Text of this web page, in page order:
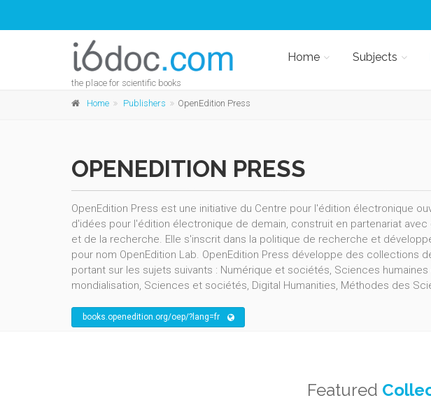
the place for scientific books
Home Subjects
Home Publishers OpenEdition Press
OPENEDITION PRESS
OpenEdition Press est une initiative du Centre pour l'édition électronique
d'idées pour l'édition électronique de demain, construit en partenariat
et de la recherche. Elle s'inscrit dans la politique de recherche et
pour nom OpenEdition Lab. OpenEdition Press développe des collections
portant sur les sujets suivants : Numérique et sociétés, Sciences
mondialisation, Sciences et sociétés, Digital Humanities, Méthodes des
books.openedition.org/oep/?lang=fr
Featured